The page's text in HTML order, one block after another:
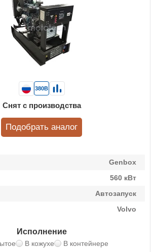
Genbox
560 кВт
Автозапуск
Volvo
Исполнение
В кожухе В контейнере
380В
Снят с производства
Подобрать аналог